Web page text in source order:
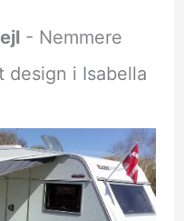
- Nemmere
i Isabella